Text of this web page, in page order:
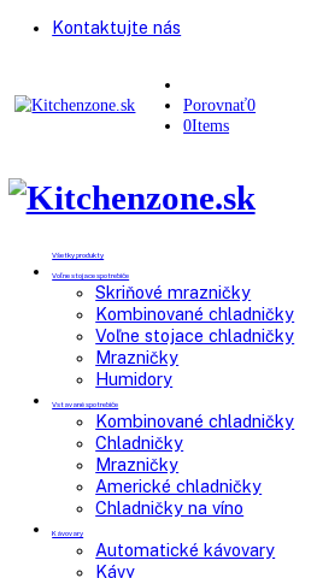
Kontaktujte nás
Porovnať
0Items
Všetky produkty
Skriňové mrazničky
Kombinované chladničky
Voľne stojace chladničky
Mrazničky
Humidory
Vstavané spotrebiče
Kombinované chladničky
Chladničky
Mrazničky
Americké chladničky
Chladničky na víno